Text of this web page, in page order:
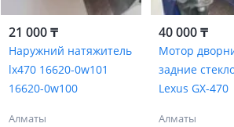
21 000 ₸
Наружний натяжитель
lx470 16620-0w101
16620-0w100
Алматы
40 000 ₸
Мотор
задние
Lexus GX-470
Алматы